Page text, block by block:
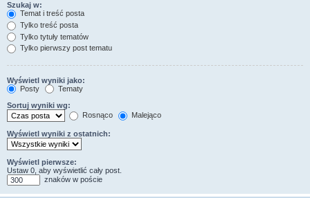
Szukaj w:
Temat i treść posta
Tylko treść posta
Tylko tytuły tematów
Tylko pierwszy post tematu
Wyświetl wyniki jako:
Posty
Tematy
Sortuj wyniki wg:
Rosnąco
Malejąco
Wyświetl wyniki z ostatnich:
Wyświetl pierwsze:
Ustaw 0, aby wyświetlić cały post.
znaków w poście